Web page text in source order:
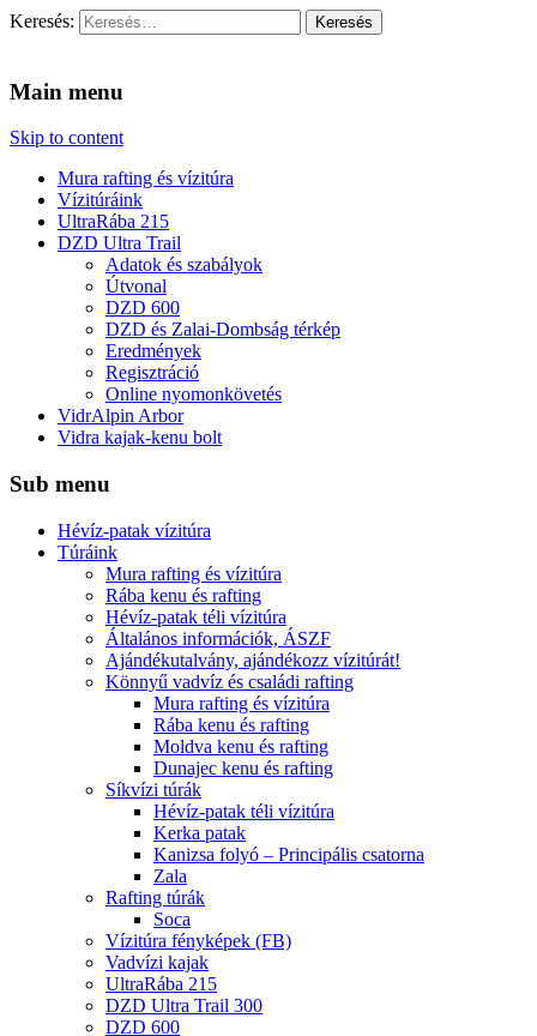
Keresés:
Main menu
Skip to content
Mura rafting és vízitúra
Vízitúráink
UltraRába 215
DZD Ultra Trail
Adatok és szabályok
Útvonal
DZD 600
DZD és Zalai-Dombság térkép
Eredmények
Regisztráció
Online nyomonkövetés
VidrAlpin Arbor
Vidra kajak-kenu bolt
Sub menu
Hévíz-patak vízitúra
Túráink
Mura rafting és vízitúra
Rába kenu és rafting
Hévíz-patak téli vízitúra
Általános információk, ÁSZF
Ajándékutalvány, ajándékozz vízitúrát!
Könnyű vadvíz és családi rafting
Mura rafting és vízitúra
Rába kenu és rafting
Moldva kenu és rafting
Dunajec kenu és rafting
Síkvízi túrák
Hévíz-patak téli vízitúra
Kerka patak
Kanizsa folyó – Principális csatorna
Zala
Rafting túrák
Soca
Vízitúra fényképek (FB)
Vadvízi kajak
UltraRába 215
DZD Ultra Trail 300
DZD 600